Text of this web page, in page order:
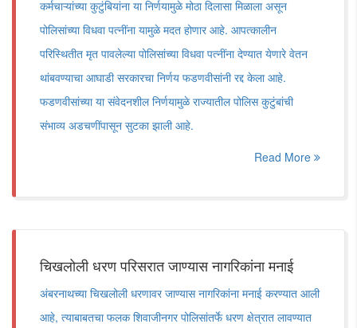
कर्मचाऱ्यांच्या कुटुंबियांना या निर्णयामुळे मोठा दिलासा मिळाला असून
पोलिसांच्या विधवा पत्नींना यामुळे मदत होणार आहे. आपत्कालीन
परिस्थितीत मृत पावलेल्या पोलिसांच्या विधवा पत्नींना देण्यात येणारे वेतन
थांबवण्याचा आघाडी सरकारचा निर्णय फडणवीसांनी रद्द केला आहे.
फडणवीसांच्या या संवेदनशील निर्णयामुळे राज्यातील पोलिस कुटुंबांची
संभाव्य अडचणींपासून सुटका झाली आहे.
Read More
चिखलोली धरण परिसरात जाण्यास नागरिकांना मनाई
अंबरनाथच्या चिखलोली धरणावर जाण्यास नागरिकांना मनाई करण्यात आली
आहे, त्याबाबतचा फलक शिवाजीनगर पोलिसांतर्फे धरण क्षेत्रात लावण्यात